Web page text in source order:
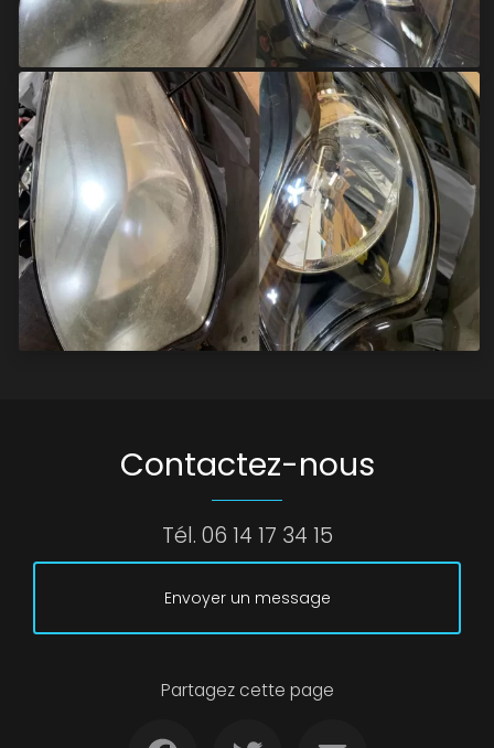
Contactez-nous
Tél. 06 14 17 34 15
Envoyer un message
Partagez cette page